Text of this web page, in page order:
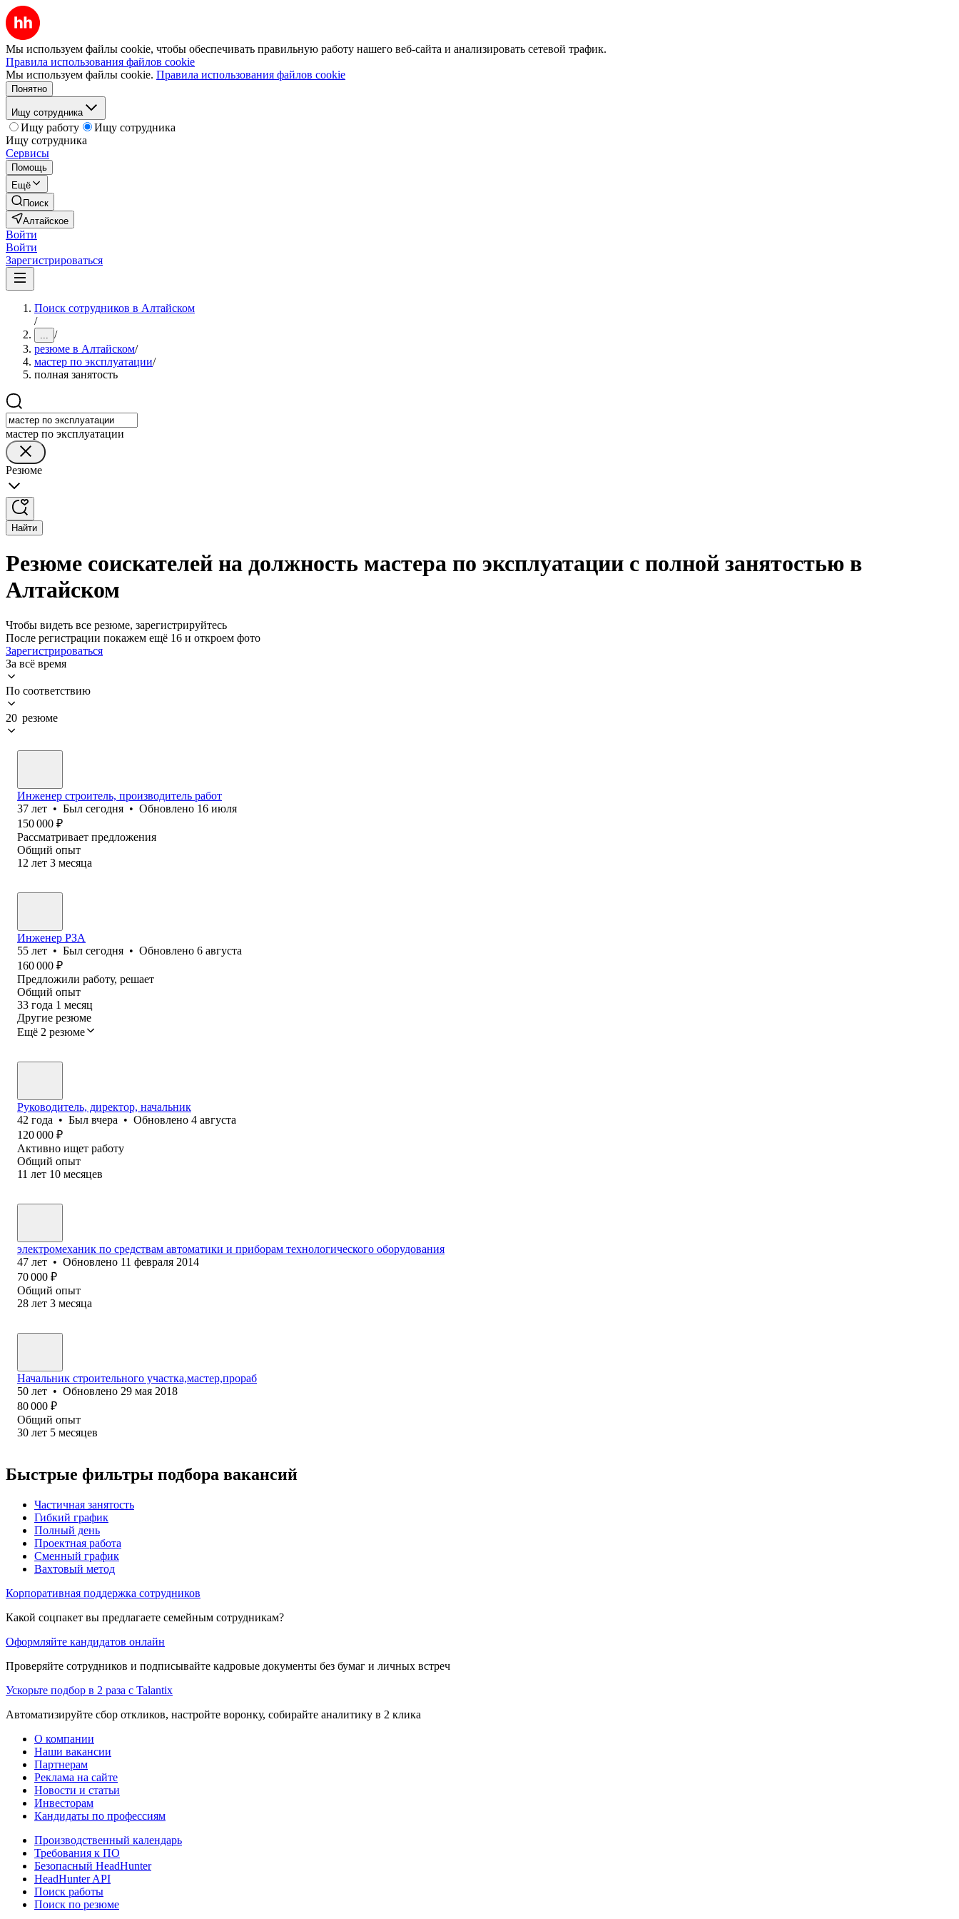
Мы используем файлы cookie, чтобы обеспечивать правильную работу нашего веб-сайта и анализировать сетевой трафик.
Правила использования файлов cookie
Мы используем файлы cookie. Правила использования файлов cookie
Понятно
Ищу сотрудника
Ищу работу
Ищу сотрудника
Ищу сотрудника
Сервисы
Помощь
Ещё
Поиск
Алтайское
Войти
Войти
Зарегистрироваться
Поиск сотрудников в Алтайском
/
... /
резюме в Алтайском/
мастер по эксплуатации/
полная занятость
мастер по эксплуатации
Резюме
Найти
Резюме соискателей на должность мастера по эксплуатации с полной занятостью в
Алтайском
Чтобы видеть все резюме, зарегистрируйтесь
После регистрации покажем ещё 16 и откроем фото
Зарегистрироваться
За всё время
По соответствию
20 резюме
Инженер строитель, производитель работ
37 лет • Был сегодня • Обновлено 16 июля
150 000 ₽
Рассматривает предложения
Общий опыт
12 лет 3 месяца
Инженер РЗА
55 лет • Был сегодня • Обновлено 6 августа
160 000 ₽
Предложили работу, решает
Общий опыт
33 года 1 месяц
Другие резюме
Ещё 2 резюме
Руководитель, директор, начальник
42 года • Был вчера • Обновлено 4 августа
120 000 ₽
Активно ищет работу
Общий опыт
11 лет 10 месяцев
электромеханик по средствам автоматики и приборам технологического оборудования
47 лет • Обновлено 11 февраля 2014
70 000 ₽
Общий опыт
28 лет 3 месяца
Начальник строительного участка,мастер,прораб
50 лет • Обновлено 29 мая 2018
80 000 ₽
Общий опыт
30 лет 5 месяцев
Быстрые фильтры подбора вакансий
Частичная занятость
Гибкий график
Полный день
Проектная работа
Сменный график
Вахтовый метод
Корпоративная поддержка сотрудников
Какой соцпакет вы предлагаете семейным сотрудникам?
Оформляйте кандидатов онлайн
Проверяйте сотрудников и подписывайте кадровые документы без бумаг и личных встреч
Ускорьте подбор в 2 раза с Talantix
Автоматизируйте сбор откликов, настройте воронку, собирайте аналитику в 2 клика
О компании
Наши вакансии
Партнерам
Реклама на сайте
Новости и статьи
Инвесторам
Кандидаты по профессиям
Производственный календарь
Требования к ПО
Безопасный HeadHunter
HeadHunter API
Поиск работы
Поиск по резюме